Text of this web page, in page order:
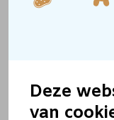
Deze
van